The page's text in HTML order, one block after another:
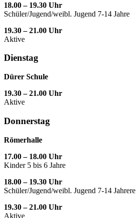
18.00 – 19.30 Uhr
Schüler/Jugend/weibl. Jugend 7-14 Jahre
19.30 – 21.00 Uhr
Aktive
Dienstag
Dürer Schule
19.30 – 21.00 Uhr
Aktive
Donnerstag
Römerhalle
17.00 – 18.00 Uhr
Kinder 5 bis 6 Jahre
18.00 – 19.30 Uhr
Schüler/Jugend/weibl. Jugend 7-14 Jahrere
19.30 – 21.00 Uhr
Aktive